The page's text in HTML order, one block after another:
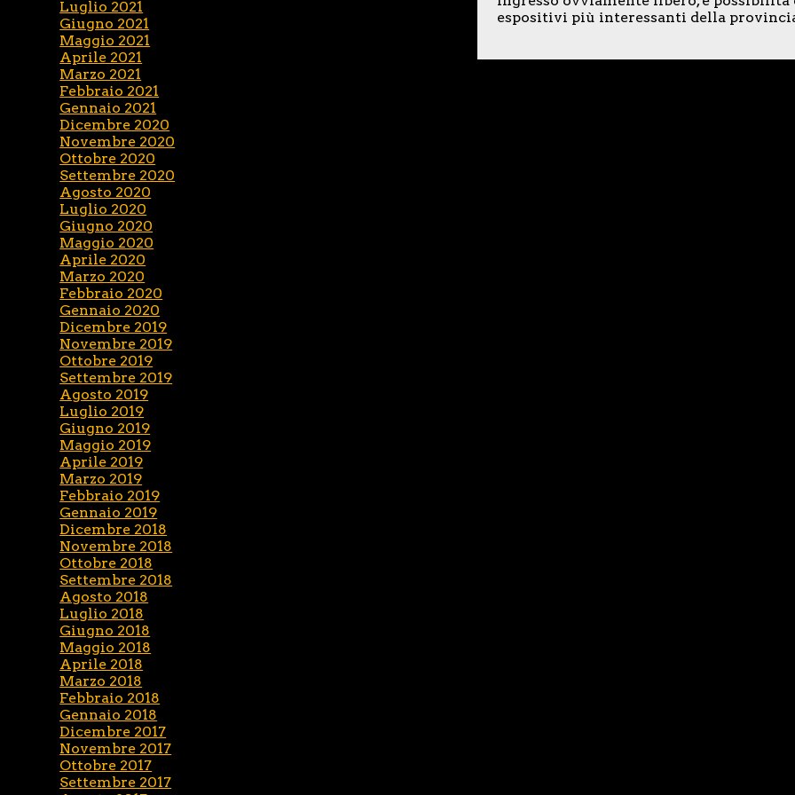
espositivi più interessanti della
Luglio 2021
Giugno 2021
Maggio 2021
Aprile 2021
Marzo 2021
Febbraio 2021
Gennaio 2021
Dicembre 2020
Novembre 2020
Ottobre 2020
Settembre 2020
Agosto 2020
Luglio 2020
Giugno 2020
Maggio 2020
Aprile 2020
Marzo 2020
Febbraio 2020
Gennaio 2020
Dicembre 2019
Novembre 2019
Ottobre 2019
Settembre 2019
Agosto 2019
Luglio 2019
Giugno 2019
Maggio 2019
Aprile 2019
Marzo 2019
Febbraio 2019
Gennaio 2019
Dicembre 2018
Novembre 2018
Ottobre 2018
Settembre 2018
Agosto 2018
Luglio 2018
Giugno 2018
Maggio 2018
Aprile 2018
Marzo 2018
Febbraio 2018
Gennaio 2018
Dicembre 2017
Novembre 2017
Ottobre 2017
Settembre 2017